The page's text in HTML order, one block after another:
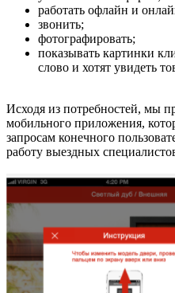
работать офлайн и
звонить;
фотографировать;
показывать картинки
слово и хотят увидеть
Исходя из потребностей, мы
мобильного приложения,
запросам конечного
работу выездных